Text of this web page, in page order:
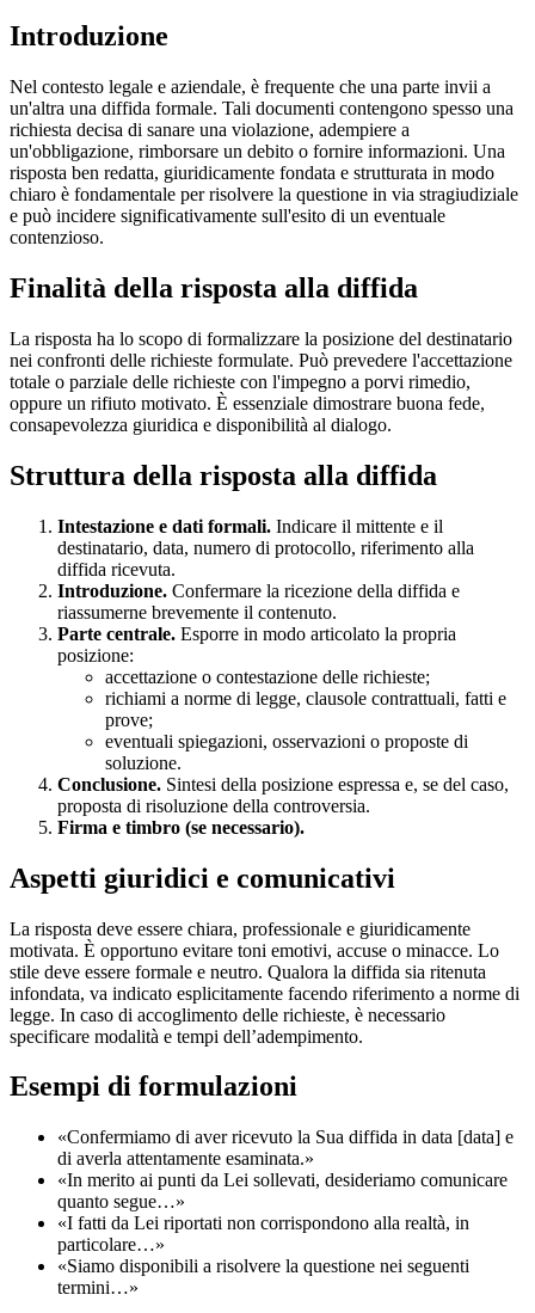
Introduzione
Nel contesto legale e aziendale, è frequente che una parte invii a
un'altra una diffida formale. Tali documenti contengono spesso una
richiesta decisa di sanare una violazione, adempiere a
un'obbligazione, rimborsare un debito o fornire informazioni. Una
risposta ben redatta, giuridicamente fondata e strutturata in modo
chiaro è fondamentale per risolvere la questione in via stragiudiziale
e può incidere significativamente sull'esito di un eventuale
contenzioso.
Finalità della risposta alla diffida
La risposta ha lo scopo di formalizzare la posizione del destinatario
nei confronti delle richieste formulate. Può prevedere l'accettazione
totale o parziale delle richieste con l'impegno a porvi rimedio,
oppure un rifiuto motivato. È essenziale dimostrare buona fede,
consapevolezza giuridica e disponibilità al dialogo.
Struttura della risposta alla diffida
Intestazione e dati formali. Indicare il mittente e il
destinatario, data, numero di protocollo, riferimento alla
diffida ricevuta.
Introduzione. Confermare la ricezione della diffida e
riassumerne brevemente il contenuto.
Parte centrale. Esporre in modo articolato la propria
posizione:
accettazione o contestazione delle richieste;
richiami a norme di legge, clausole contrattuali, fatti e
prove;
eventuali spiegazioni, osservazioni o proposte di
soluzione.
Conclusione. Sintesi della posizione espressa e, se del caso,
proposta di risoluzione della controversia.
Firma e timbro (se necessario).
Aspetti giuridici e comunicativi
La risposta deve essere chiara, professionale e giuridicamente
motivata. È opportuno evitare toni emotivi, accuse o minacce. Lo
stile deve essere formale e neutro. Qualora la diffida sia ritenuta
infondata, va indicato esplicitamente facendo riferimento a norme di
legge. In caso di accoglimento delle richieste, è necessario
specificare modalità e tempi dell’adempimento.
Esempi di formulazioni
«Confermiamo di aver ricevuto la Sua diffida in data [data] e
di averla attentamente esaminata.»
«In merito ai punti da Lei sollevati, desideriamo comunicare
quanto segue…»
«I fatti da Lei riportati non corrispondono alla realtà, in
particolare…»
«Siamo disponibili a risolvere la questione nei seguenti
termini…»